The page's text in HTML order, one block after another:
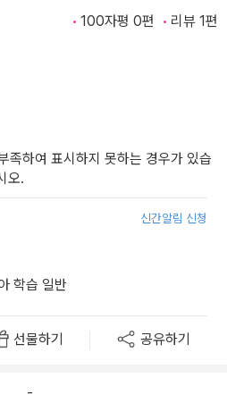
100자평 0편 리뷰 1편
족하여 표시하지 못하는 경우가 있습
오.
신간알림 신청
학습 일반
선물하기 공유하기
-